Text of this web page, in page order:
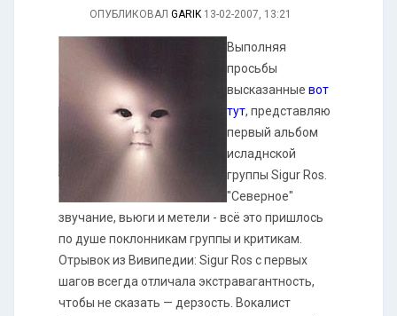
ОПУБЛИКОВАЛ GARIK 13-02-2007, 13:21
Выполняя
просьбы
высказанные вот
тут, представляю
первый альбом
исладнской
группы Sigur Ros.
"Северное"
звучание, вьюги и метели - всё это пришлось
по душе поклонникам группы и критикам.
Отрывок из Вивипедии: Sigur Ros с первых
шагов всегда отличала экстравагантность,
чтобы не сказать — дерзость. Вокалист